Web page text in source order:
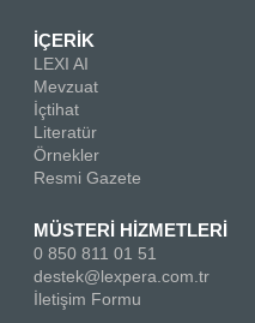
İÇERİK
LEXI AI
Mevzuat
İçtihat
Literatür
Örnekler
Resmi Gazete
MÜSTERİ HİZMETLERİ
0 850 811 01 51
destek@lexpera.com.tr
İletişim Formu